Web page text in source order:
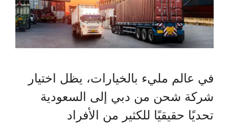
في عالم مليء بالخيارات، يظل اختيار
شركة شحن من دبي إلى السعودية
تحديًا حقيقيًا للكثير من الأفراد